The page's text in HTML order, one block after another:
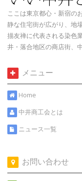
ここは東京都心・新宿の
静な住宅街が広がり、地
描友禅に代表される染色
井・落合地区の商店街、
メニュー
Home
中井商工会とは
ニュース一覧
お問い合わせ